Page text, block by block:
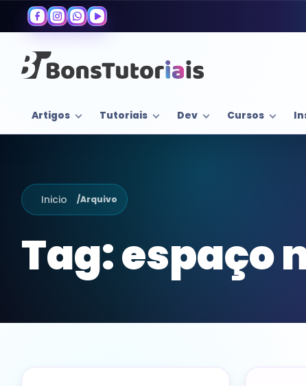
Artigos Tutoriais Dev Cursos
Inicio /Arquivo
Tag:espaço